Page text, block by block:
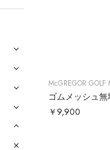
McGREGOR GOLF
ゴムメッシュ無
￥9,900